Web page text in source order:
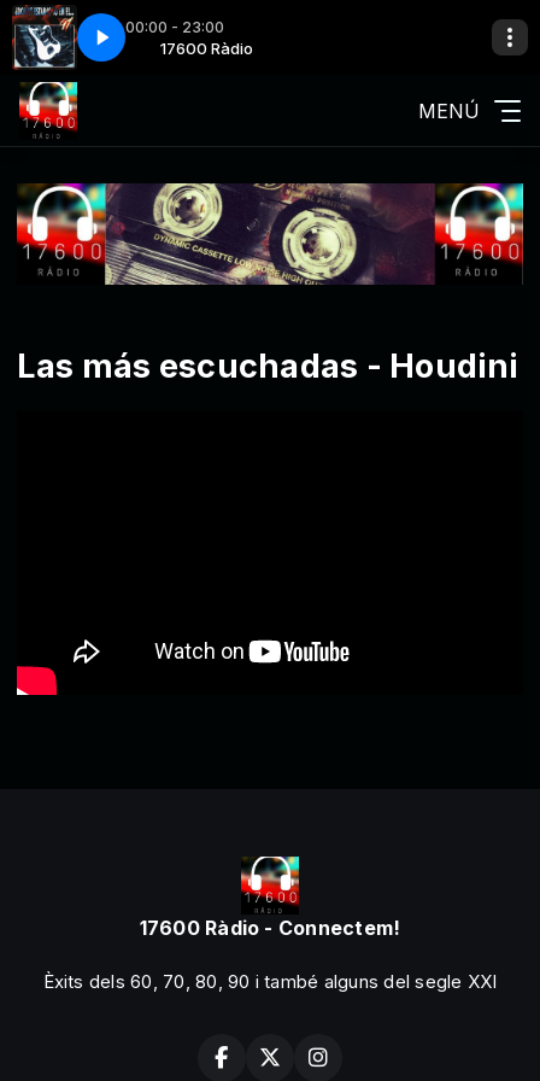
00:00 - 23:00
Ràdio 17600 Ràdio
Chiquilla Seguridad Social-Chiquilla
MENÚ
Las más escuchadas - Houdini
17600 Ràdio - Connectem!
Èxits dels 60, 70, 80, 90 i també alguns del segle XXI